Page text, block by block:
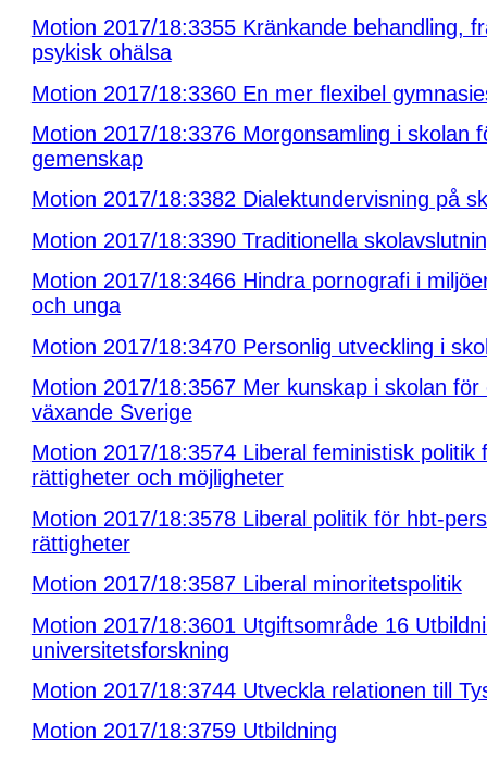
Motion 2017/18:3355 Kränkande behandling,
psykisk ohälsa
Motion 2017/18:3360 En mer flexibel
Motion 2017/18:3376 Morgonsamling i skolan
gemenskap
Motion 2017/18:3382 Dialektundervisning på
Motion 2017/18:3390 Traditionella
Motion 2017/18:3466 Hindra pornografi i
och unga
Motion 2017/18:3470 Personlig utveckling i
Motion 2017/18:3567 Mer kunskap i skolan för
växande Sverige
Motion 2017/18:3574 Liberal feministisk politik
rättigheter och möjligheter
Motion 2017/18:3578 Liberal politik för hbt-
rättigheter
Motion 2017/18:3587 Liberal minoritetspolitik
Motion 2017/18:3601 Utgiftsområde 16
universitetsforskning
Motion 2017/18:3744 Utveckla relationen till
Motion 2017/18:3759 Utbildning